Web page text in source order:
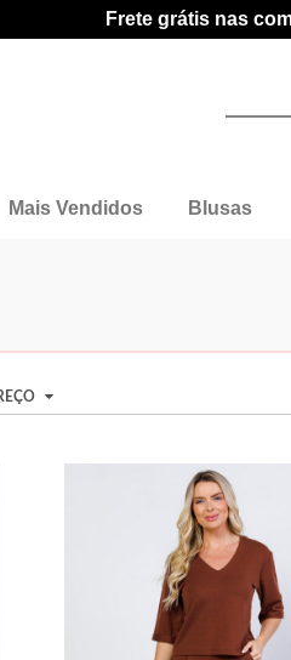
Frete grátis nas
Mais Vendidos Blusas